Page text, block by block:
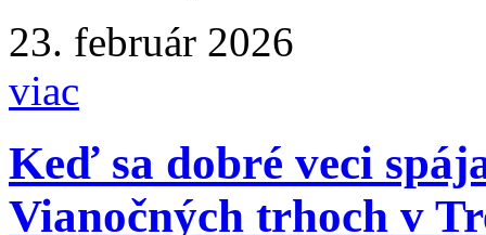
23. február 2026
viac
Keď sa dobré veci
Vianočných trhoch v